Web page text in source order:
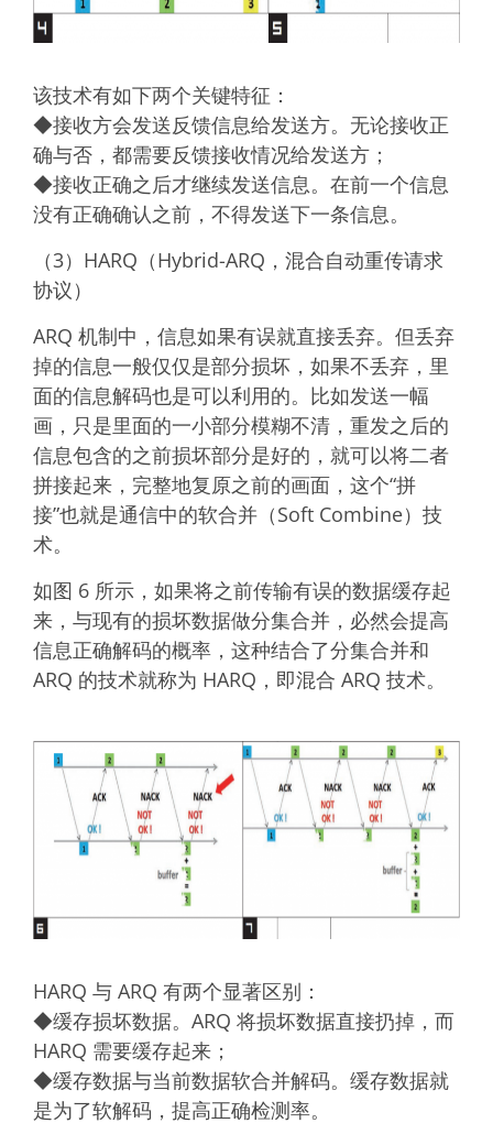
该技术有如下两个关键特征：
◆接收方会发送反馈信息给发送方。无论接收正
确与否，都需要反馈接收情况给发送方；
◆接收正确之后才继续发送信息。在前一个信息
没有正确确认之前，不得发送下一条信息。
（3）HARQ（Hybrid-ARQ，混合自动重传请求
协议）
ARQ 机制中，信息如果有误就直接丢弃。但丢弃
掉的信息一般仅仅是部分损坏，如果不丢弃，里
面的信息解码也是可以利用的。比如发送一幅
画，只是里面的一小部分模糊不清，重发之后的
信息包含的之前损坏部分是好的，就可以将二者
拼接起来，完整地复原之前的画面，这个“拼
接”也就是通信中的软合并（Soft Combine）技
术。
如图 6 所示，如果将之前传输有误的数据缓存起
来，与现有的损坏数据做分集合并，必然会提高
信息正确解码的概率，这种结合了分集合并和
ARQ 的技术就称为 HARQ，即混合 ARQ 技术。
HARQ 与 ARQ 有两个显著区别：
◆缓存损坏数据。ARQ 将损坏数据直接扔掉，而
HARQ 需要缓存起来；
◆缓存数据与当前数据软合并解码。缓存数据就
是为了软解码，提高正确检测率。